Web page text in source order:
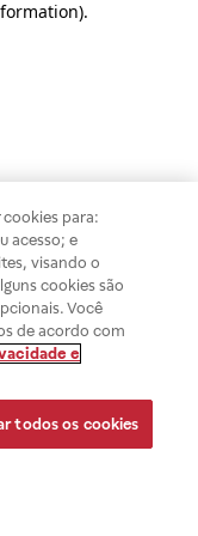
.
para:
acesso; e
visando o
cookies são
Você
de acordo com
e
todos os cookies